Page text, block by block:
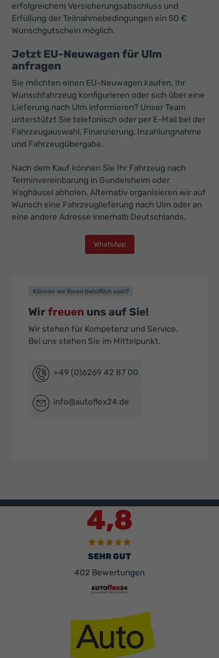
erfolgreichem Versicherungsabschluss und
Erfüllung der Teilnahmebedingungen ein 50 €
Wunschgutschein möglich.
Jetzt EU-Neuwagen für Ulm
anfragen
Sie möchten einen EU-Neuwagen kaufen, Ihr
Wunschfahrzeug konfigurieren oder sich über eine
Lieferung nach Ulm informieren? Unser Team
unterstützt Sie telefonisch oder per E-Mail bei der
Fahrzeugauswahl, Finanzierung, Inzahlungnahme
und Fahrzeugübergabe.
Nach dem Kauf können Sie Ihr Fahrzeug nach
Terminvereinbarung in Gundelsheim oder
Waghäusel abholen. Alternativ organisieren wir auf
Wunsch eine Fahrzeuglieferung nach Ulm oder an
eine andere Adresse innerhalb Deutschlands.
WhatsApp
Können wir Ihnen behilflich sein?
Wirfreuen uns auf Sie!
Wir stehen für Kompetenz und Service.
Bei uns stehen Sie im Mittelpunkt.
+49 (0)6269 42 87 00
info@autoflex24.de
4,8
SEHR GUT
402 Bewertungen